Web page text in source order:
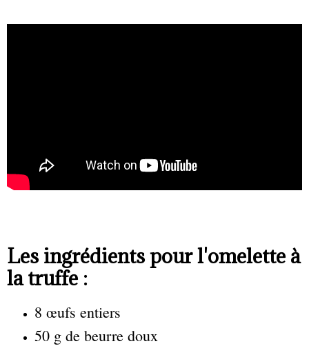
Les ingrédients pour l'omelette à
la truffe :
8 œufs entiers
50 g de beurre doux